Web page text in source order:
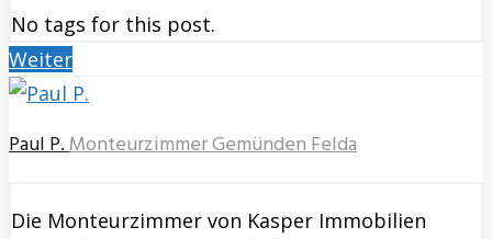
No tags for this post.
Weiter
Paul P.Monteurzimmer Gemünden Felda
Die Monteurzimmer von Kasper Immobilien